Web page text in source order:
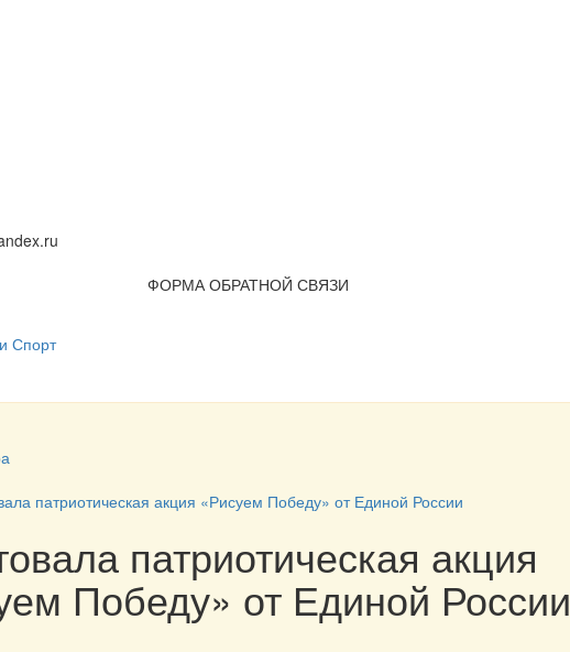
ФОРМА ОБРАТНОЙ СВЯЗИ
Спорт
патриотическая акция «Рисуем Победу» от Единой России
патриотическая акция
Победу» от Единой России